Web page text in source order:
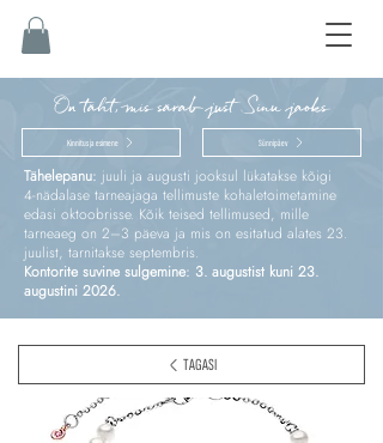
On täht, mis särab just Sinu jaoks
Kinnitus ja esimene Sünnipäev
Tähelepanu: juuli ja augusti jooksul lükatakse kõigi
4‑nädalase tarneajaga tellimuste kohaletoimetamine
edasi oktoobrisse. Kõik teised tellimused, mille
tarneaeg on 2–3 päeva ja mis on esitatud alates 23.
juulist, tarnitakse septembris.
Kontorite suvine sulgemine: 3. augustist kuni 23.
augustini 2026.
TAGASI